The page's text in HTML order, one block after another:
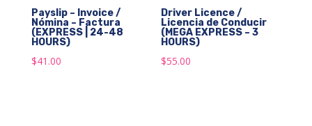
Payslip – Invoice /
Nómina – Factura
(EXPRESS | 24-48
HOURS)
$41.00
Driver Licence /
Licencia de Conducir
(MEGA EXPRESS – 3
HOURS)
$55.00